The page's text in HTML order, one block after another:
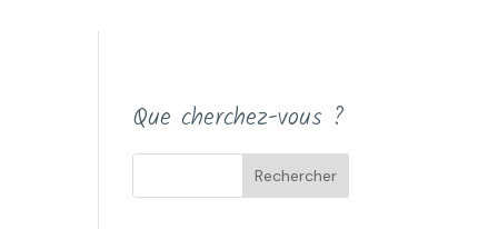
Que cherchez-vous ?